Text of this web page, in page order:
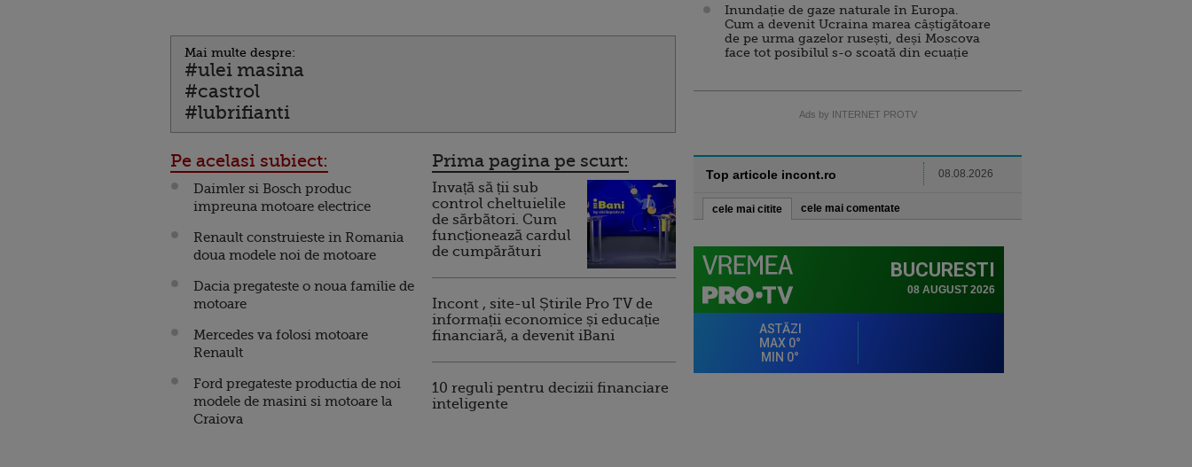
Mai multe despre:
#ulei masina
#castrol
#lubrifianti
Pe acelasi subiect:
Daimler si Bosch produc
impreuna motoare electrice
Renault construieste in Romania
doua modele noi de motoare
Dacia pregateste o noua familie de
motoare
Mercedes va folosi motoare
Renault
Ford pregateste productia de noi
modele de masini si motoare la
Craiova
Prima pagina pe scurt:
Invață să ții sub
control cheltuielile
de sărbători. Cum
funcționează cardul
de cumpărături
Incont , site-ul Știrile Pro TV de
informații economice și educație
financiară, a devenit iBani
10 reguli pentru decizii financiare
inteligente
Inundație de gaze naturale în Europa.
Cum a devenit Ucraina marea câștigătoare
de pe urma gazelor rusești, deși Moscova
face tot posibilul s-o scoată din ecuație
Ads by INTERNET PROTV
Top articole incont.ro 08.08.2026
cele mai citite cele mai comentate